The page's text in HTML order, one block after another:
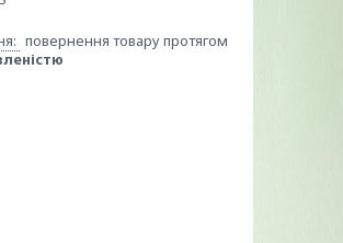
повернення товару протягом